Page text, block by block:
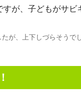
が、子どもがサ
が、上下しづらそうで